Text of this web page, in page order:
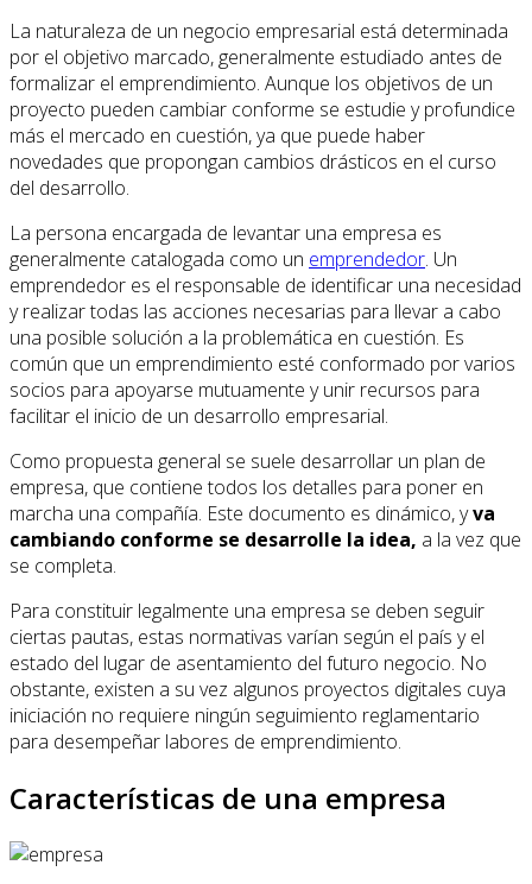
La naturaleza de un negocio empresarial está determinada
por el objetivo marcado, generalmente estudiado antes de
formalizar el emprendimiento. Aunque los objetivos de un
proyecto pueden cambiar conforme se estudie y profundice
más el mercado en cuestión, ya que puede haber
novedades que propongan cambios drásticos en el curso
del desarrollo.
La persona encargada de levantar una empresa es
generalmente catalogada como un emprendedor. Un
emprendedor es el responsable de identificar una necesidad
y realizar todas las acciones necesarias para llevar a cabo
una posible solución a la problemática en cuestión. Es
común que un emprendimiento esté conformado por varios
socios para apoyarse mutuamente y unir recursos para
facilitar el inicio de un desarrollo empresarial.
Como propuesta general se suele desarrollar un plan de
empresa, que contiene todos los detalles para poner en
marcha una compañía. Este documento es dinámico, yva
cambiando conforme se desarrolle la idea, a la vez que
se completa.
Para constituir legalmente una empresa se deben seguir
ciertas pautas, estas normativas varían según el país y el
estado del lugar de asentamiento del futuro negocio. No
obstante, existen a su vez algunos proyectos digitales cuya
iniciación no requiere ningún seguimiento reglamentario
para desempeñar labores de emprendimiento.
Características de una empresa